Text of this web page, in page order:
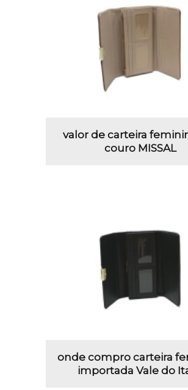
valor de carteira
couro MISSAL
onde compro carteira
importada Vale do